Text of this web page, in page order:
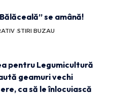
se amână!
STIRI BUZAU
pentru Legumicultură
geamuri vechi
ca să le înlocuiască